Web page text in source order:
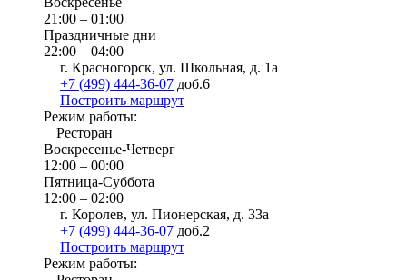
21:00 – 01:00
Праздничные дни
22:00 – 04:00
г. Красногорск, ул. Школьная, д. 1а
+7 (499) 444-36-07 доб.6
Построить маршрут
Режим работы:
Ресторан
Воскресенье-Четверг
12:00 – 00:00
Пятница-Суббота
12:00 – 02:00
г. Королев, ул. Пионерская, д. 33а
+7 (499) 444-36-07 доб.2
Построить маршрут
Режим работы: